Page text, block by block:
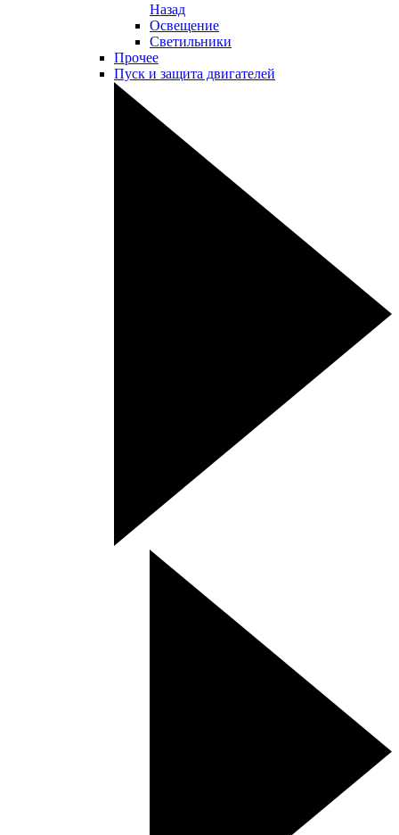
Назад
Освещение
Светильники
Прочее
Пуск и защита двигателей